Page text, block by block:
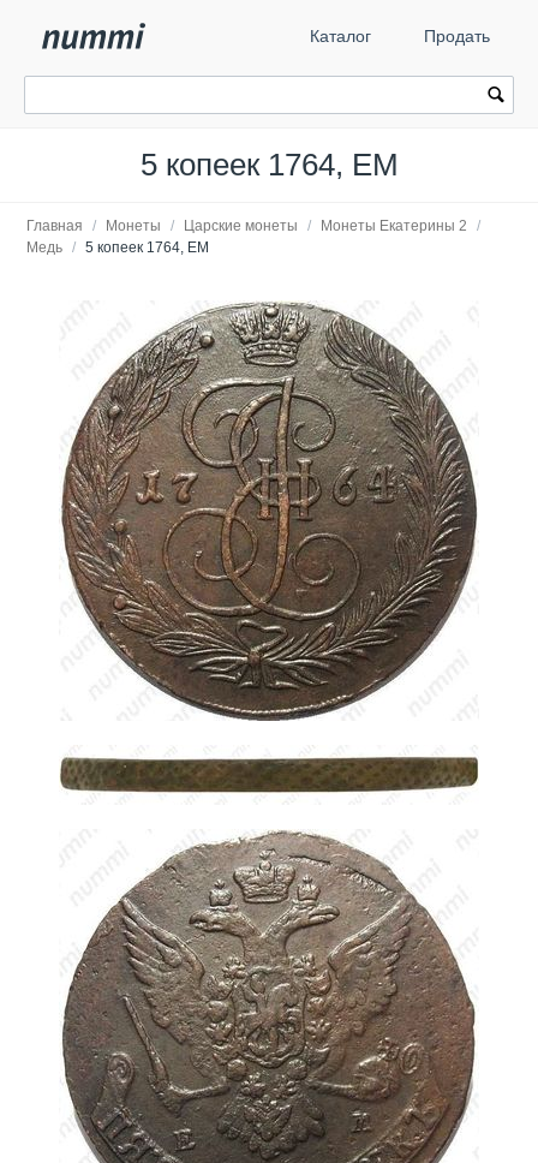
Каталог Продать
5 копеек 1764, ЕМ
Главная / Монеты / Царские монеты / Монеты Екатерины 2
/
Медь / 5 копеек 1764, ЕМ